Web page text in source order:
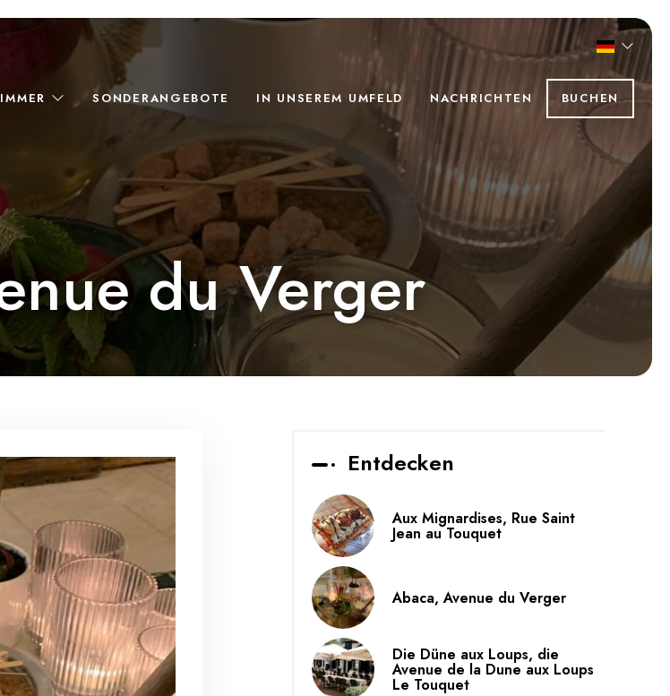
SONDERANGEBOTE IN UNSEREM UMFELD NACHRICHTEN BUCHEN
du Verger
Entdecken
Aux Mignardises, Rue Saint
Jean au Touquet
Abaca, Avenue du Verger
Die Düne aux Loups, die
Avenue de la Dune aux Loups
Le Touquet